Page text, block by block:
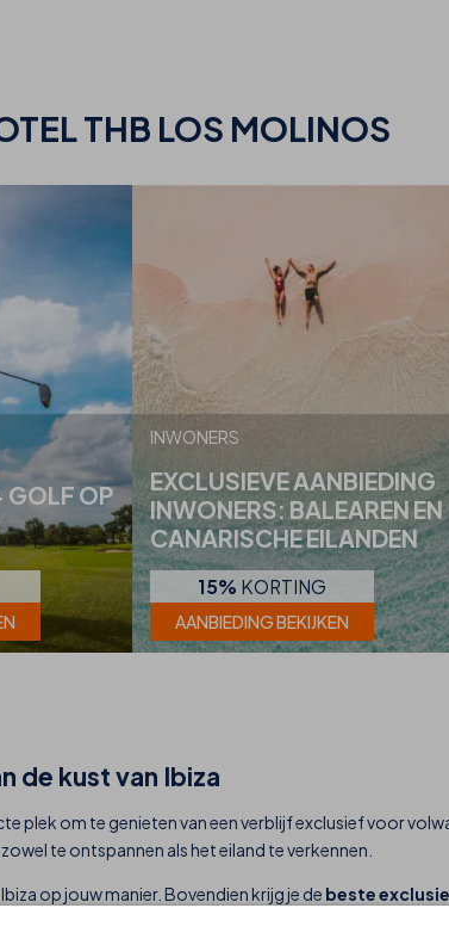
THB LOS MOLINOS
GOLF OP
INWONERS
EXCLUSIEVE AANBIEDING
INWONERS: BALEAREN EN
CANARISCHE EILANDEN
15% KORTING
AANBIEDING BEKIJKEN
de kust van Ibiza
plek om te genieten van een verblijf exclusief voor
te ontspannen als het eiland te verkennen.
op jouw manier. Bovendien krijg je de beste